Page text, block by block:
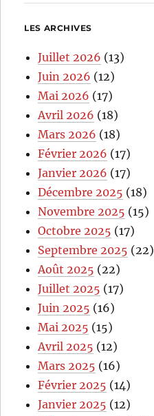
LES ARCHIVES
Juillet 2026 (13)
Juin 2026 (12)
Mai 2026 (17)
Avril 2026 (18)
Mars 2026 (18)
Février 2026 (17)
Janvier 2026 (17)
Décembre 2025 (18)
Novembre 2025 (15)
Octobre 2025 (17)
Septembre 2025 (22)
Août 2025 (22)
Juillet 2025 (17)
Juin 2025 (16)
Mai 2025 (15)
Avril 2025 (12)
Mars 2025 (16)
Février 2025 (14)
Janvier 2025 (12)